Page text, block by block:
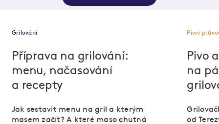
Grilování
Příprava na grilování:
menu, načasování
a recepty
Jak sestavit menu na gril a kterým
masem začít? A které maso chutná
Pivní
Pivo
na
od